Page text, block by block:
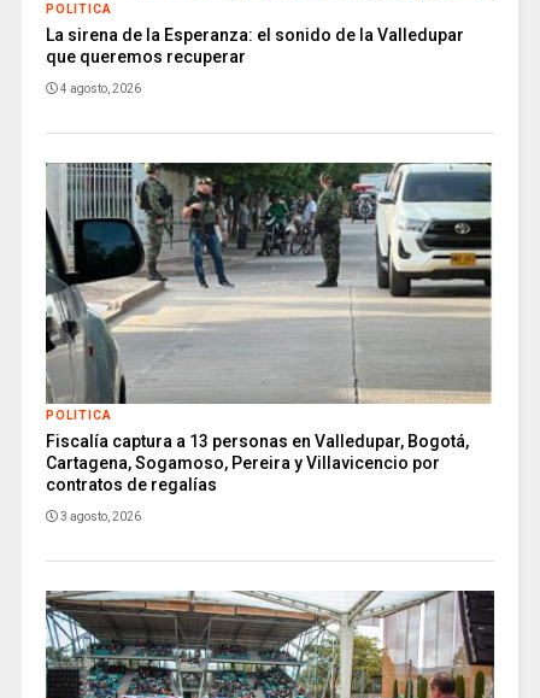
POLITICA
La sirena de la Esperanza: el sonido de la Valledupar
que queremos recuperar
4 agosto, 2026
POLITICA
Fiscalía captura a 13 personas en Valledupar, Bogotá,
Cartagena, Sogamoso, Pereira y Villavicencio por
contratos de regalías
3 agosto, 2026